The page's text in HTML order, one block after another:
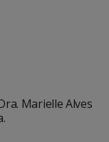
Marielle Alves